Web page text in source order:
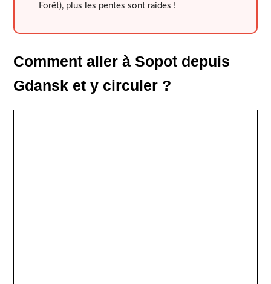
Forêt), plus les pentes sont raides !
Comment aller à Sopot depuis
Gdansk et y circuler ?